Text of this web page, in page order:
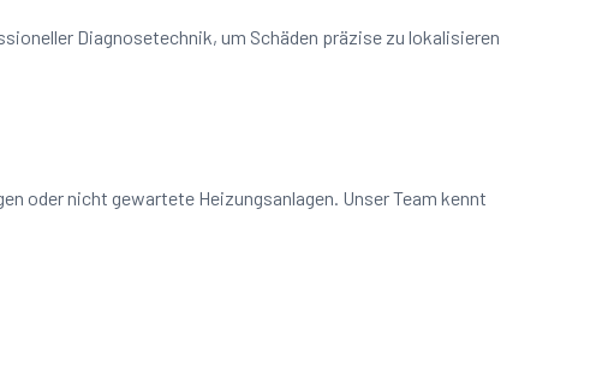
Diagnosetechnik, um Schäden präzise zu lokalisieren
oder nicht gewartete Heizungsanlagen. Unser Team kennt